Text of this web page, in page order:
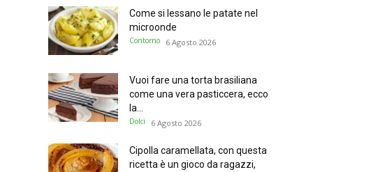
Come si lessano le patate nel
microonde
Contorno 6 Agosto 2026
Vuoi fare una torta brasiliana
come una vera pasticcera, ecco
la...
Dolci 6 Agosto 2026
Cipolla caramellata, con questa
ricetta è un gioco da ragazzi,